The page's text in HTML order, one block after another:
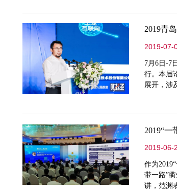
2019青
2019-07-
7月6日-7
行。本届
展开，涉
2019“一
2019-06-
作为
带一路”
讲，范渊